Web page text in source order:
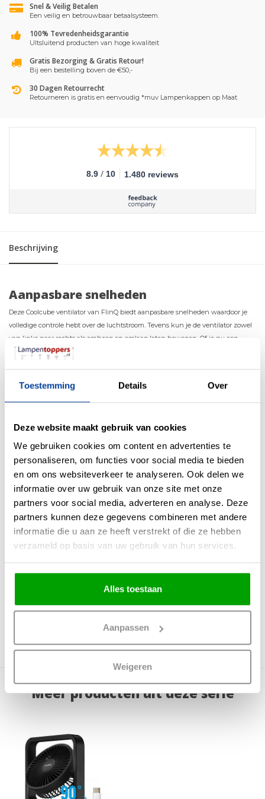
Toestemming Details Over
Deze website maakt gebruik van cookies
We gebruiken cookies om content en advertenties te
personaliseren, om functies voor social media te bieden
en om ons websiteverkeer te analyseren. Ook delen we
informatie over uw gebruik van onze site met onze
partners voor social media, adverteren en analyse. Deze
partners kunnen deze gegevens combineren met andere
informatie die u aan ze heeft verstrekt of die ze hebben
verzameld op basis van uw gebruik van hun services.
Alles toestaan
Aanpassen
Weigeren
Snel & Veilig Betalen
Een veilig en betrouwbaar betaalsysteem.
100% Tevredenheidsgarantie
UItsluitend producten van hoge kwaliteit
Gratis Bezorging & Gratis Retour!
Bij een bestelling boven de €50,-
30 Dagen Retourrecht
Retourneren is gratis en eenvoudig *muv Lampenkappen op Maat
8.9 / 10 1.480 reviews
Beschrijving
Aanpasbare snelheden
Deze Coolcube ventilator van FlinQ biedt aanpasbare snelheden waardoor je
volledige controle hebt over de luchtstroom. Tevens kun je de ventilator zowel
van links naar rechts als omhoog en omlaag laten bewegen. Of je nu een
subtiele bries of een krachtige verkoeling verkiest, deze ventilator past zich
Energiezuinig en Duurzaam
energiezuinige en duurzame ontwerp. Met eenbatterijduur tot wel 10 uur
kun je langdurig genieten van verkoeling zonder je zorgen te maken over
energieverbruik.
Geschikt voor verschillende ruimtes
De veelzijdige draadloze ventilator is geschikt voor elke ruimte. Of het nu in je
slaapkamer, woonkamer, kantoor, op de camping of in de tuin is, deze
ventilator zorgt altijd voor verkoeling waar je het nodig hebt.
Voordelen
Oplaadbaar en draadloos te gebruiken
Geeft een heerlijke verkoelende bries
Energiezuinig; gaat tot wel 10 uur mee
Geschikt voor verschillende ruimtes; slaapkamers, woonkamers,
kantoren, campings, tuinen etc
Meer producten uit deze serie